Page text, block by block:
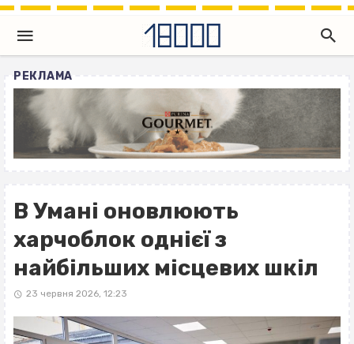
РЕКЛАМА
В Умані оновлюють
харчоблок однієї з
найбільших місцевих шкіл
23 червня 2026, 12:23